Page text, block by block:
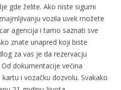
gde želite. Ako niste sigurni
vozila uvek možete
agencija i tamo saznati sve
znate unapred koji biste
za vas je da rezervacju
dokumentacije većina
i vozačku dozvolu. Svakako